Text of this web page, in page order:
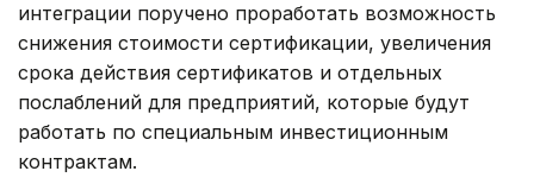
интеграции поручено проработать возможность
снижения стоимости сертификации, увеличения
срока действия сертификатов и отдельных
послаблений для предприятий, которые будут
работать по специальным инвестиционным
контрактам.